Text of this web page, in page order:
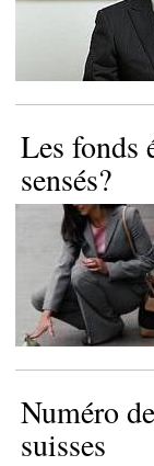
Les fonds
sensés?
Numéro
suisses